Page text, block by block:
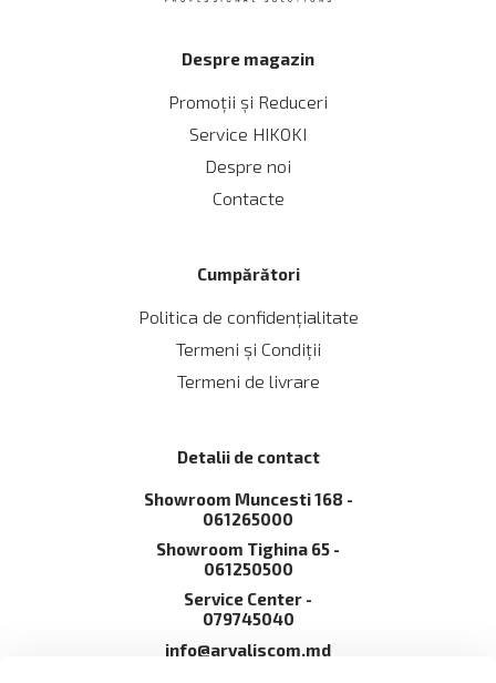
Despre magazin
Promoții și Reduceri
Service HIKOKI
Despre noi
Contacte
Cumpărători
Politica de confidențialitate
Termeni și Сondiții
Termeni de livrare
Detalii de contact
Showroom Muncesti 168 -
061265000
Showroom Tighina 65 -
061250500
Service Сenter -
079745040
info@arvaliscom.md